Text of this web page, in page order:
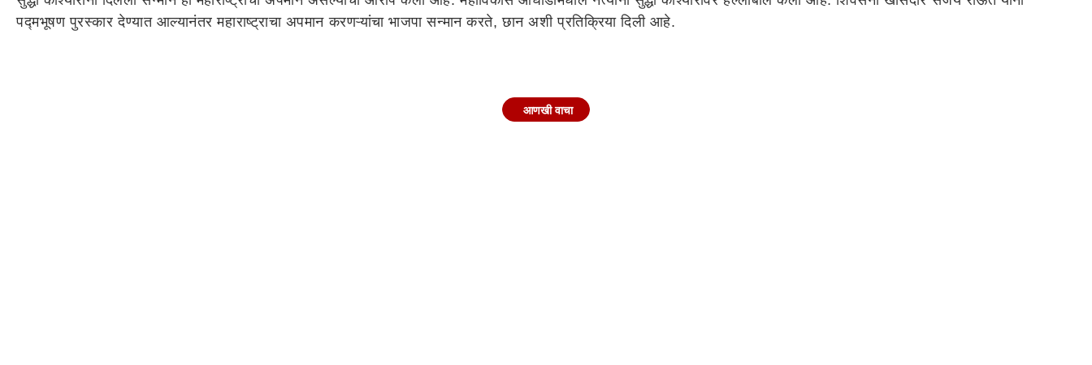
पद्मभूषण पुरस्कार देण्यात आल्यानंतर महाराष्ट्राचा अपमान करणऱ्यांचा भाजपा सन्मान करते, छान अशी प्रतिक्रिया दिली आहे.
आणखी वाचा